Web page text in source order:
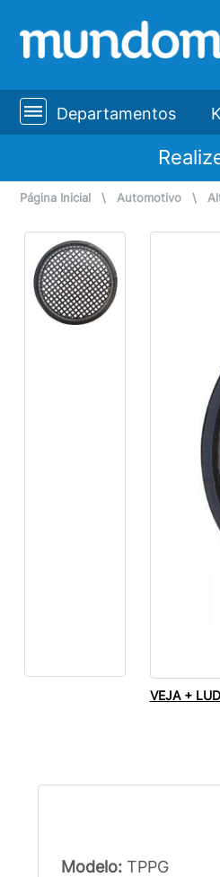
Departamentos
Página Inicial \ Automotivo \
VEJA +
Modelo: TPPG